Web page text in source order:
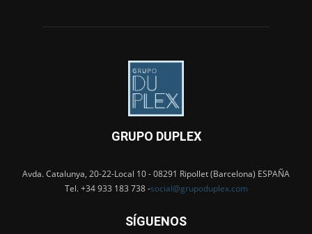
GRUPO DUPLEX
Avda. Catalunya, 20-22-Local 10 - 08291 Ripollet (Barcelona) ESPAÑA
Tel. +34 933 183 738 -social@grupoduplex.com
SÍGUENOS